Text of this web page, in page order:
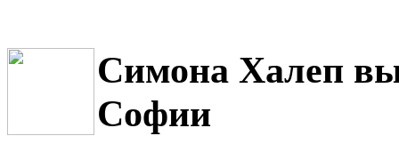
Симона Халеп
Софии